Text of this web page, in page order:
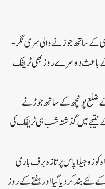
کے ساتھ جوڑنے والی سری نگر-
کے باعث دوسرے روز بھی ٹریفک
ضلع پونچھ کے ساتھ جوڑنے
میں گذشتہ شب ہی ٹریفک کی
کو زوجیلا پاس پر تازہ برف باری
بند کر دیا گیا اور ہفتے کے روز